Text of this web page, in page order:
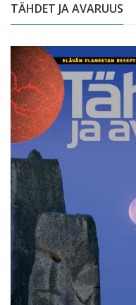
TÄHDET JA AVARUUS